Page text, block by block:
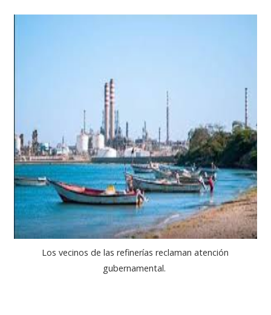
Los vecinos de las refinerías reclaman atención
gubernamental.